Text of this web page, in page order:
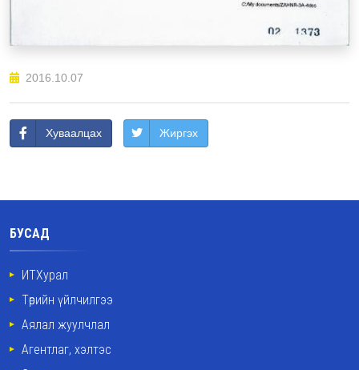
2016.10.07
Хуваалцах Жиргэх
БУСАД
ИТХурал
Төрийн үйлчилгээ
Аялал жуулчлал
Агентлаг, хэлтэс